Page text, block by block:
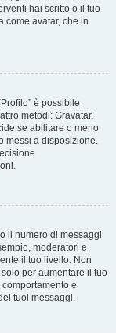
hai scritto o il tuo
come avatar, che in
è possibile
metodi: Gravatar,
se abilitare o meno
messi a disposizione.
il numero di messaggi
moderatori e
il tuo livello. Non
per aumentare il tuo
e
tuoi messaggi.